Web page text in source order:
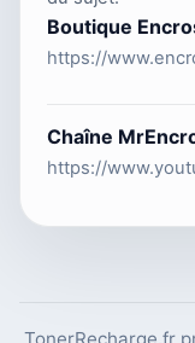
Boutique
https://
Chaîne
https://